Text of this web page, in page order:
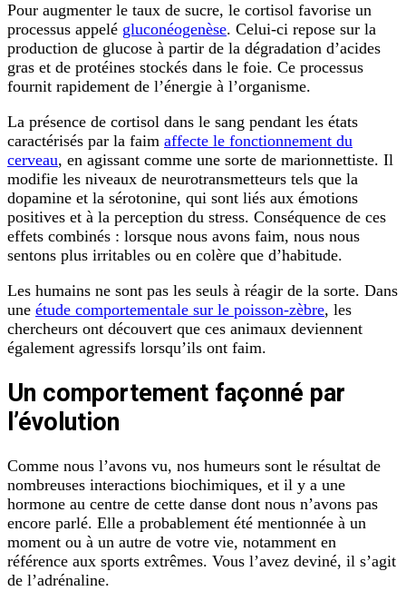
Pour augmenter le taux de sucre, le cortisol favorise un
processus appelé gluconéogenèse. Celui-ci repose sur la
production de glucose à partir de la dégradation d’acides
gras et de protéines stockés dans le foie. Ce processus
fournit rapidement de l’énergie à l’organisme.
La présence de cortisol dans le sang pendant les états
caractérisés par la faim affecte le fonctionnement du
cerveau, en agissant comme une sorte de marionnettiste. Il
modifie les niveaux de neurotransmetteurs tels que la
dopamine et la sérotonine, qui sont liés aux émotions
positives et à la perception du stress. Conséquence de ces
effets combinés : lorsque nous avons faim, nous nous
sentons plus irritables ou en colère que d’habitude.
Les humains ne sont pas les seuls à réagir de la sorte. Dans
une étude comportementale sur le poisson-zèbre, les
chercheurs ont découvert que ces animaux deviennent
également agressifs lorsqu’ils ont faim.
Un comportement façonné par
l’évolution
Comme nous l’avons vu, nos humeurs sont le résultat de
nombreuses interactions biochimiques, et il y a une
hormone au centre de cette danse dont nous n’avons pas
encore parlé. Elle a probablement été mentionnée à un
moment ou à un autre de votre vie, notamment en
référence aux sports extrêmes. Vous l’avez deviné, il s’agit
de l’adrénaline.